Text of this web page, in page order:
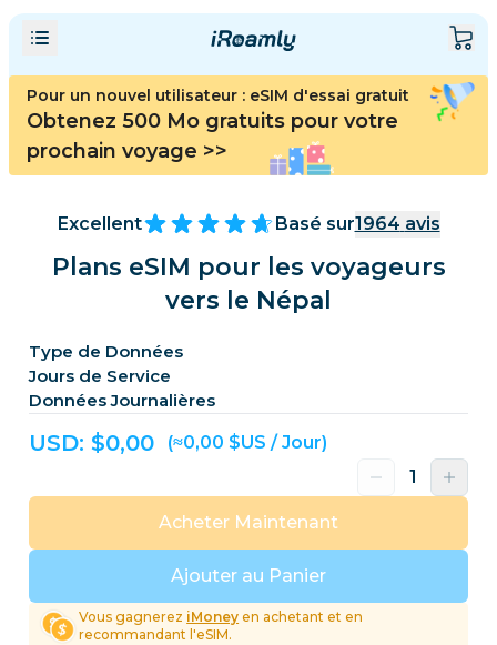
Pour un nouvel utilisateur : eSIM d'essai gratuit
Obtenez 500 Mo gratuits pour votre
prochain voyage >>
Excellent Basé sur1964 avis
Plans eSIM pour les voyageurs
vers le Népal
Type de Données
Jours de Service
Données Journalières
USD: $0,00 (≈0,00 $US / Jour)
Ajouter au Panier
Acheter Maintenant
Vous gagnerez iMoney en achetant et en
recommandant l'eSIM.